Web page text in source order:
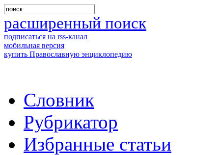
расширенный поиск
подписаться на rss-канал
мобильная версия
купить Православную энциклопедию
Словник
Рубрикатор
Избранные статьи